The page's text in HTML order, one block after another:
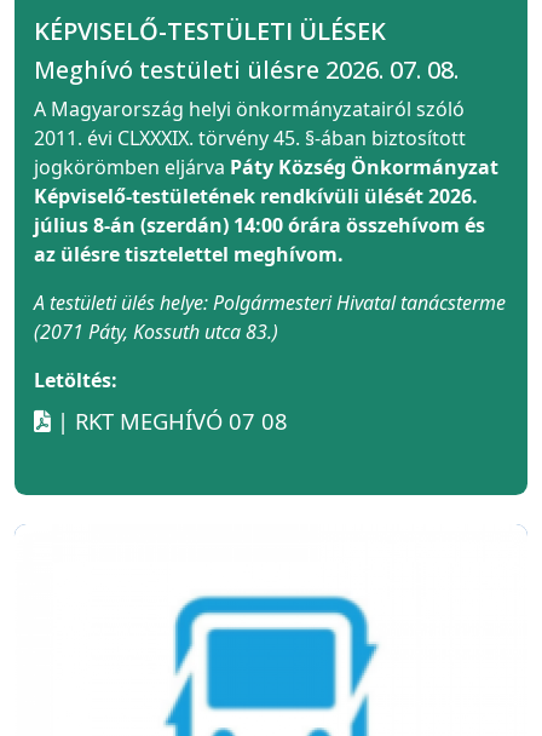
KÉPVISELŐ-TESTÜLETI ÜLÉSEK
Meghívó testületi ülésre 2026. 07. 08.
A Magyarország helyi önkormányzatairól szóló
2011. évi CLXXXIX. törvény 45. §-ában biztosított
jogkörömben eljárva Páty Község Önkormányzat
Képviselő-testületének rendkívüli ülését 2026.
július 8-án (szerdán) 14:00 órára összehívom és
az ülésre tisztelettel meghívom.
A testületi ülés helye: Polgármesteri Hivatal tanácsterme
(2071 Páty, Kossuth utca 83.)
Letöltés:
| RKT MEGHÍVÓ 07 08